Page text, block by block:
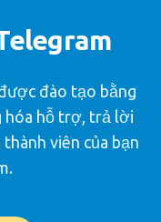
đào tạo bằng
hóa hỗ trợ, trả lời
viên của bạn